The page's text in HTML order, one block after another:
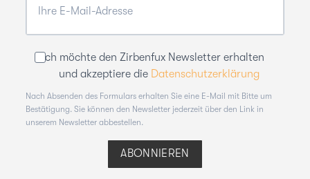
Ich möchte den Zirbenfux Newsletter erhalten
und akzeptiere die Datenschutzerklärung
Nach Absenden des Formulars erhalten Sie eine E-Mail mit Bitte um
Bestätigung. Sie können den Newsletter jederzeit über den Link in
unserem Newsletter abbestellen.
ABONNIEREN